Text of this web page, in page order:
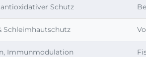
Schutz
Schleimhautschutz
Immunmodulation